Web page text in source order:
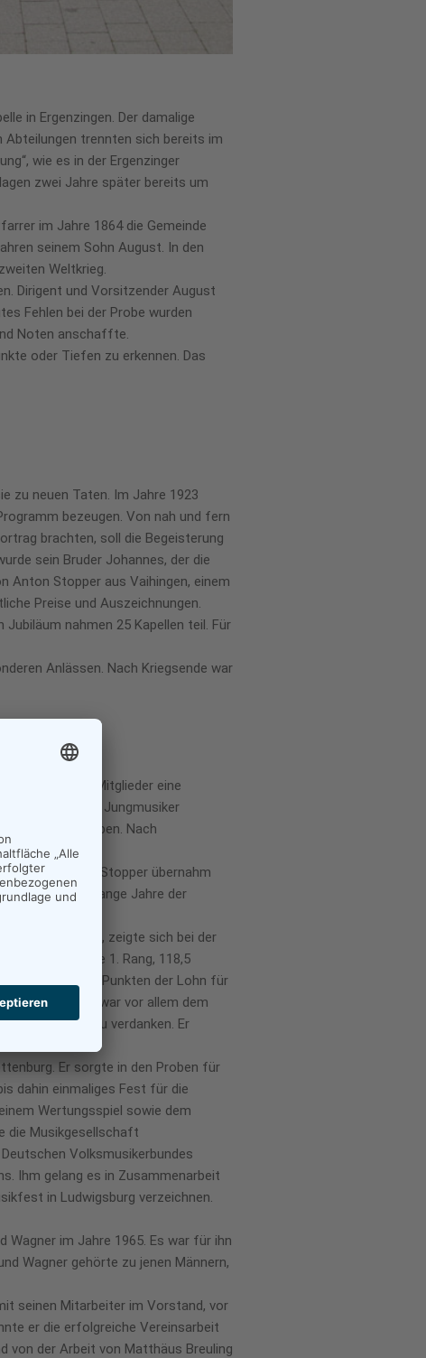
in Ergenzingen. Der damalige
Abteilungen trennten sich bereits im
wie es in der Ergenzinger
zwei Jahre später bereits um
im Jahre 1864 die Gemeinde
seinem Sohn August. In den
Weltkrieg.
Dirigent und Vorsitzender August
Fehlen bei der Probe wurden
Noten anschaffte.
oder Tiefen zu erkennen. Das
zu neuen Taten. Im Jahre 1923
bezeugen. Von nah und fern
brachten, soll die Begeisterung
sein Bruder Johannes, der die
Anton Stopper aus Vaihingen, einem
Preise und Auszeichnungen.
nahmen 25 Kapellen teil. Für
Anlässen. Nach Kriegsende war
mehrerer Mitglieder eine
im Verein auch Jungmusiker
Konzert zu geben. Nach
Xaver Stopper übernahm
ging über lange Jahre der
aufwärts ging, zeigte sich bei der
Mittelstufe 1. Rang, 118,5
Rang mit 112 Punkten der Lohn für
dieser Jahre war vor allem dem
Breuling zu verdanken. Er
Er sorgte in den Proben für
dahin einmaliges Fest für die
Wertungsspiel sowie dem
die Musikgesellschaft
Volksmusikerbundes
Ihm gelang es in Zusammenarbeit
in Ludwigsburg verzeichnen.
Wagner im Jahre 1965. Es war für ihn
Wagner gehörte zu jenen Männern,
seinen Mitarbeiter im Vorstand, vor
er die erfolgreiche Vereinsarbeit
von der Arbeit von Matthäus Breuling